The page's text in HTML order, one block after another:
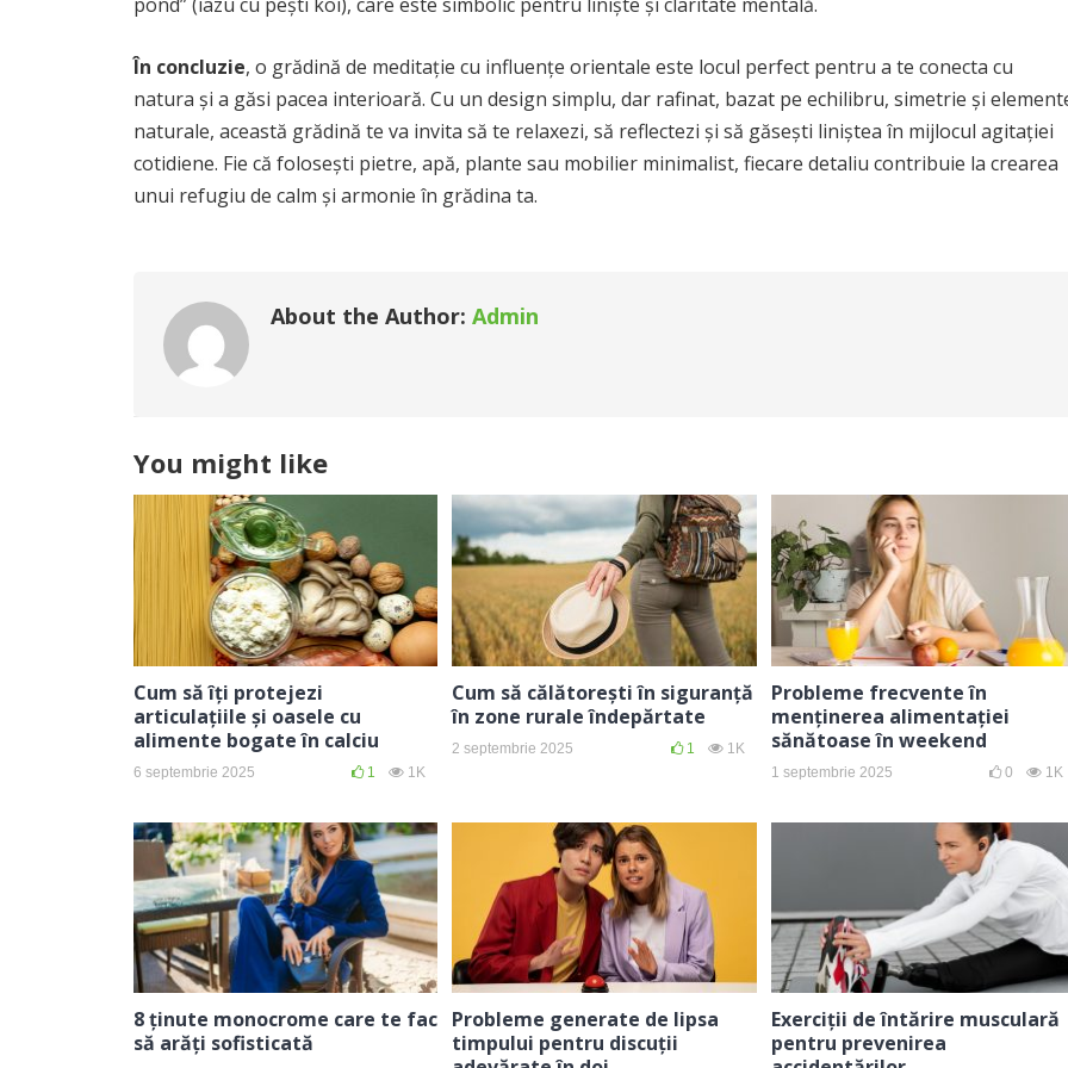
În concluzie, o grădină de meditație cu influențe orientale este locul perfect pentru a te conecta cu
natura și a găsi pacea interioară. Cu un design simplu, dar rafinat, bazat pe echilibru, simetrie și
naturale, această grădină te va invita să te relaxezi, să reflectezi și să găsești liniștea în mijlocul agitației
cotidiene. Fie că folosești pietre, apă, plante sau mobilier minimalist, fiecare detaliu contribuie la crearea
unui refugiu de calm și armonie în grădina ta.
About the Author: Admin
You might like
Cum să îți protejezi
articulațiile și oasele cu
alimente bogate în calciu
6 septembrie 2025 1 1K
Cum să călătorești în siguranță
în zone rurale îndepărtate
2 septembrie 2025 1 1K
Probleme frecvente în
menținerea alimentației
sănătoase în weekend
1 septembrie 2025 0 1K
8 ținute monocrome care te fac
să arăți sofisticată
Probleme generate de lipsa
timpului pentru discuții
Exerciții de întărire musculară
pentru prevenirea